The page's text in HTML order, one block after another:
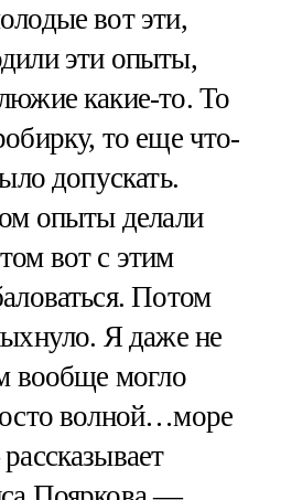
вот эти,
эти опыты,
какие-то. То
то еще что-
допускать.
опыты делали
вот с этим
Потом
Я даже не
вообще могло
волной…море